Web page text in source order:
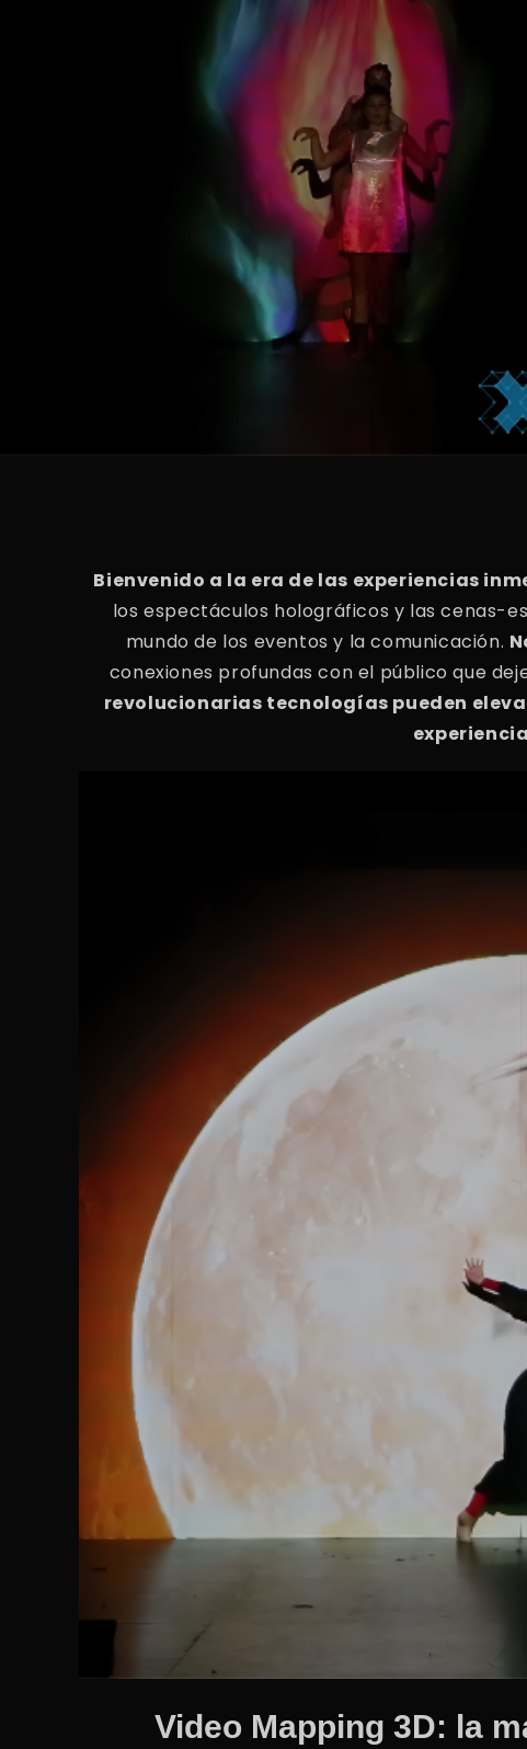
Bienvenido a la era de las experiencias
los espectáculos holográficos y las cenas-
mundo de los eventos y la comunicación.
conexiones profundas con el público que
revolucionarias tecnologías pueden
Video Mapping 3D: la